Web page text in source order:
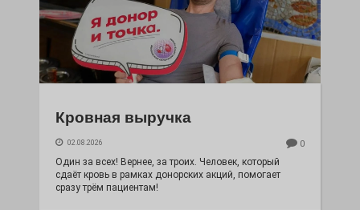
Кровная выручка
02.08.2026 0
Один за всех! Вернее, за троих. Человек, который
сдаёт кровь в рамках донорских акций, помогает
сразу трём пациентам!